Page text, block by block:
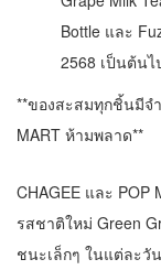
Bottle และ
2568 เป็นต้น
**ของสะสมทุกชิ้นมีจ
MART ห้ามพลาด**
CHAGEE และ
รสชาติใหม่ Green
ชนะเล็กๆ ในแต่ละวั